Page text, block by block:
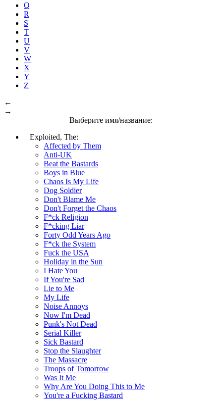
Q
R
S
T
U
V
W
X
Y
Z
←
→
Выберите имя/название:
Exploited, The:
Affected by Them
Anti-UK
Beat the Bastards
Boys in Blue
Chaos Is My Life
Dog Soldier
Don't Blame Me
Don't Forget the Chaos
F*ck Religion
F*cking Liar
Forty Odd Years Ago
F*ck the System
Fuck the USA
Holiday in the Sun
I Hate You
If You're Sad
Lie to Me
My Life
Noise Annoys
Now I'm Dead
Punk's Not Dead
Serial Killer
Sick Bastard
Stop the Slaughter
The Massacre
Troops of Tomorrow
Was It Me
Why Are You Doing This to Me
You're a Fucking Bastard